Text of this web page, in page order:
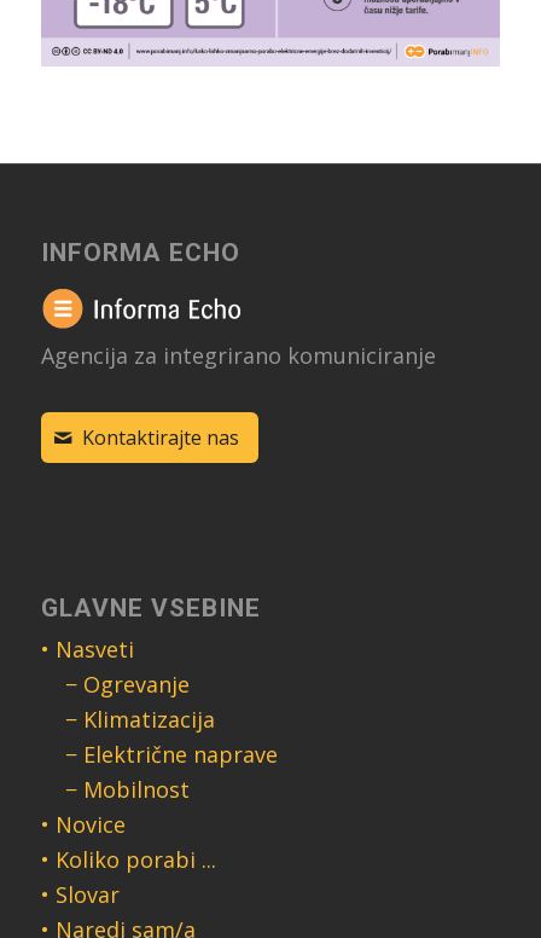
INFORMA ECHO
Agencija za integrirano komuniciranje
Kontaktirajte nas
GLAVNE VSEBINE
• Nasveti
− Ogrevanje
− Klimatizacija
− Električne naprave
− Mobilnost
• Novice
• Koliko porabi ...
• Slovar
• Naredi sam/a